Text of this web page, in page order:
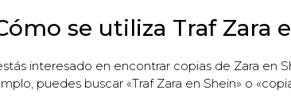
se utiliza Traf Zara
interesado en encontrar copias de Zara en
puedes buscar «Traf Zara en Shein» o